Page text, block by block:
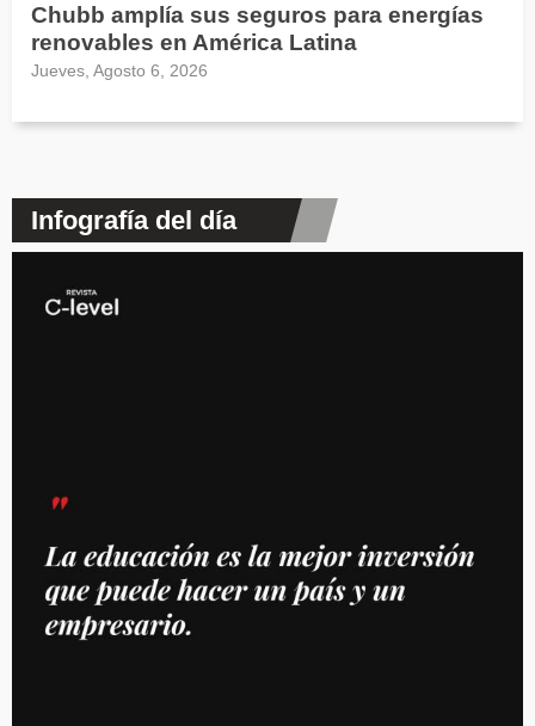
Chubb amplía sus seguros para energías
renovables en América Latina
Jueves, Agosto 6, 2026
Infografía del día